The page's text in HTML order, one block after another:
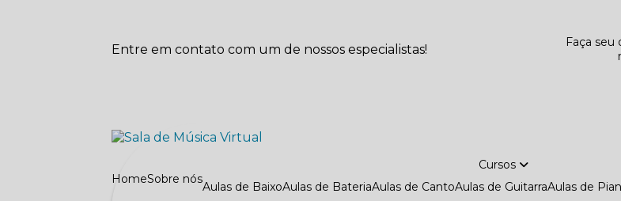
Entre em contato com um de nossos especialistas!
Faça seu
Home Sobre nós
Cursos
Aulas de Baixo
Aulas de Bateria Aulas de Canto Aulas de Guitarra Aulas de